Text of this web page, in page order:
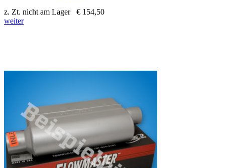
z. Zt. nicht am Lager
€ 154,50
weiter